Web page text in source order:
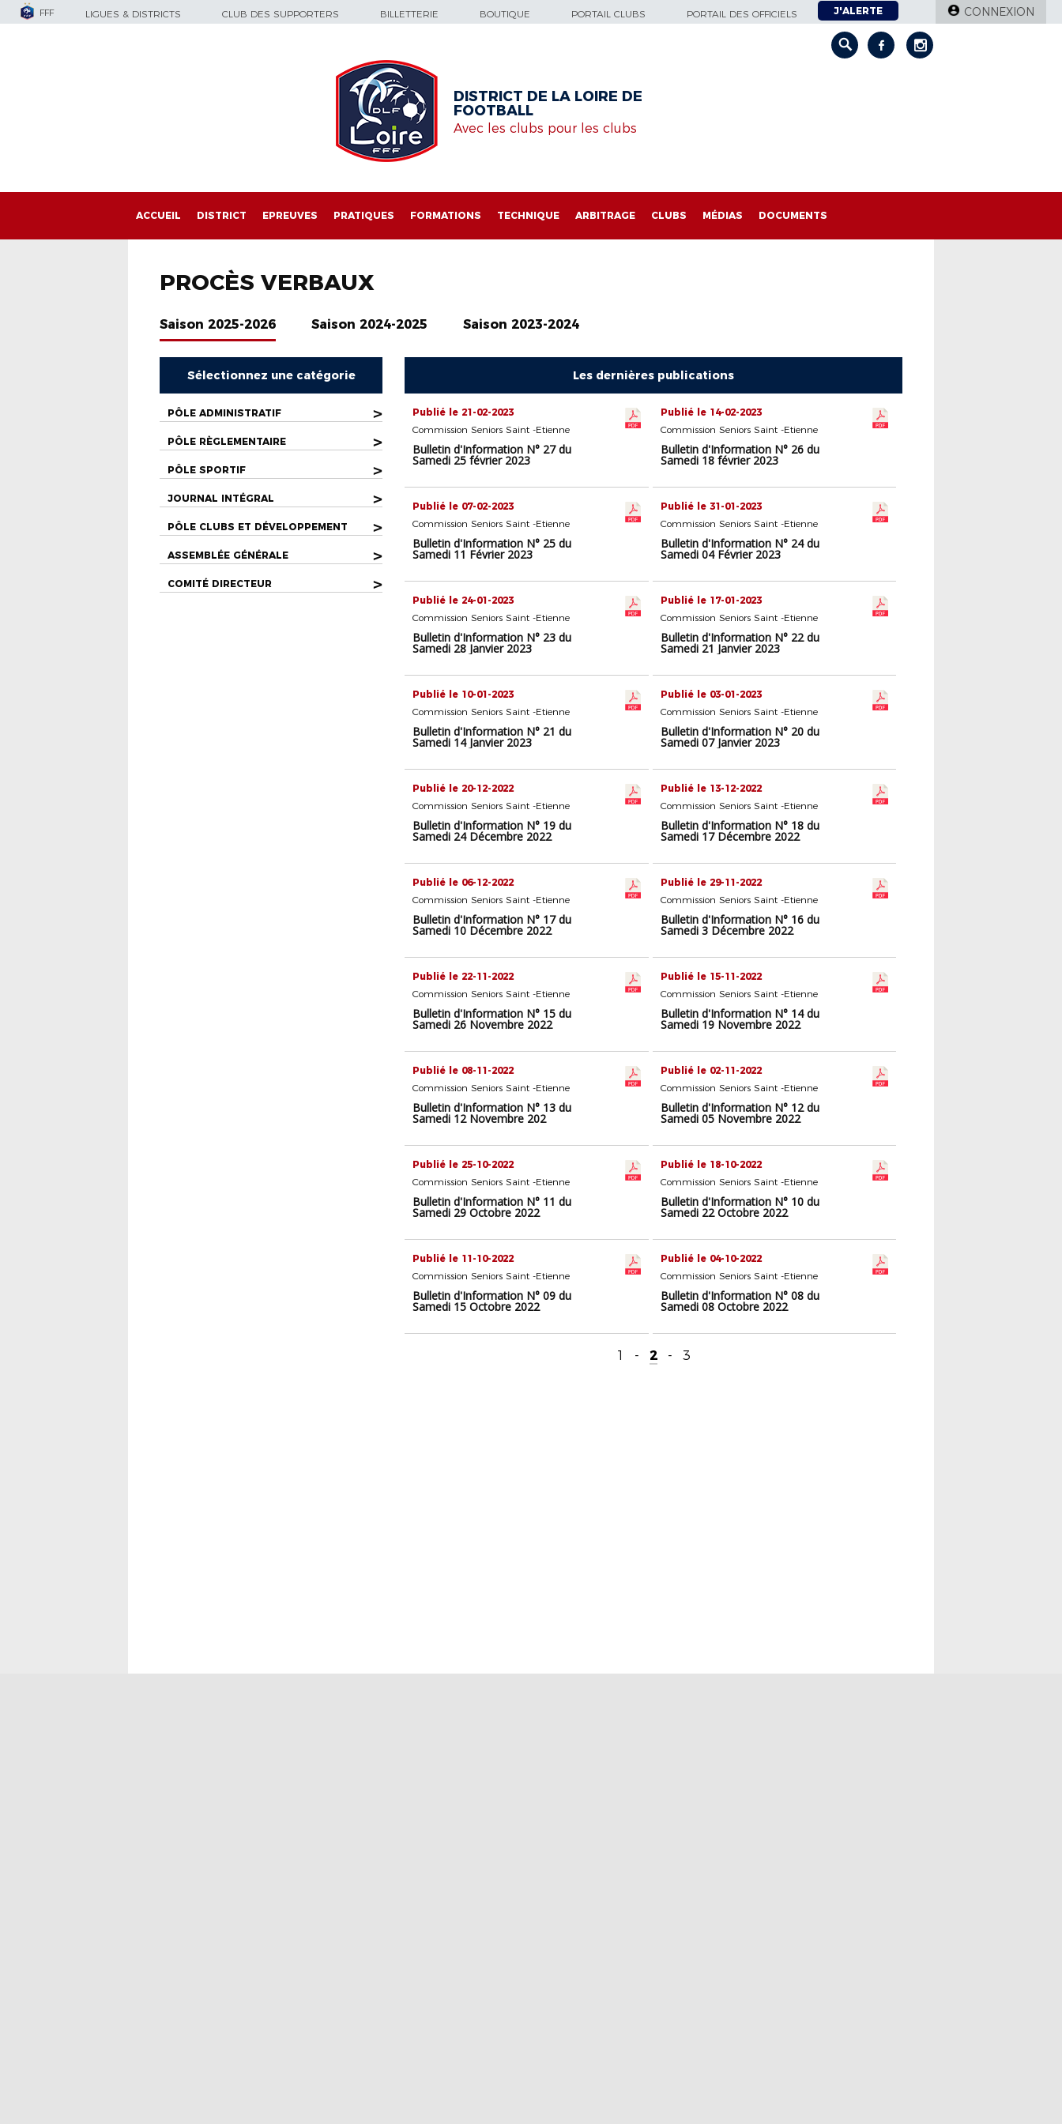
FFF LIGUES & DISTRICTS CLUB DES SUPPORTERS BILLETTERIE BOUTIQUE PORTAIL CLUBS PORTAIL DES OFFICIELS J'ALERTE CONNEXION
DISTRICT DE LA LOIRE DE
FOOTBALL
Avec les clubs pour les clubs
ACCUEIL DISTRICT EPREUVES PRATIQUES FORMATIONS TECHNIQUE ARBITRAGE CLUBS MÉDIAS DOCUMENTS
PROCÈS VERBAUX
Saison 2025-2026 Saison 2024-2025 Saison 2023-2024
Sélectionnez une catégorie
PÔLE ADMINISTRATIF >
PÔLE RÈGLEMENTAIRE >
PÔLE SPORTIF >
JOURNAL INTÉGRAL >
PÔLE CLUBS ET DÉVELOPPEMENT >
ASSEMBLÉE GÉNÉRALE >
COMITÉ DIRECTEUR >
Les dernières publications
Publié le 21-02-2023
Commission Seniors Saint -Etienne
Bulletin d'Information N° 27 du
Samedi 25 février 2023
Publié le 14-02-2023
Commission Seniors Saint -Etienne
Bulletin d'Information N° 26 du
Samedi 18 février 2023
Publié le 07-02-2023
Commission Seniors Saint -Etienne
Bulletin d'Information N° 25 du
Samedi 11 Février 2023
Publié le 31-01-2023
Commission Seniors Saint -Etienne
Bulletin d'Information N° 24 du
Samedi 04 Février 2023
Publié le 24-01-2023
Commission Seniors Saint -Etienne
Bulletin d'Information N° 23 du
Samedi 28 Janvier 2023
Publié le 17-01-2023
Commission Seniors Saint -Etienne
Bulletin d'Information N° 22 du
Samedi 21 Janvier 2023
Publié le 10-01-2023
Commission Seniors Saint -Etienne
Bulletin d'Information N° 21 du
Samedi 14 Janvier 2023
Publié le 03-01-2023
Commission Seniors Saint -Etienne
Bulletin d'Information N° 20 du
Samedi 07 Janvier 2023
Publié le 20-12-2022
Commission Seniors Saint -Etienne
Bulletin d'Information N° 19 du
Samedi 24 Décembre 2022
Publié le 13-12-2022
Commission Seniors Saint -Etienne
Bulletin d'Information N° 18 du
Samedi 17 Décembre 2022
Publié le 06-12-2022
Commission Seniors Saint -Etienne
Bulletin d'Information N° 17 du
Samedi 10 Décembre 2022
Publié le 29-11-2022
Commission Seniors Saint -Etienne
Bulletin d'Information N° 16 du
Samedi 3 Décembre 2022
Publié le 22-11-2022
Commission Seniors Saint -Etienne
Bulletin d'Information N° 15 du
Samedi 26 Novembre 2022
Publié le 15-11-2022
Commission Seniors Saint -Etienne
Bulletin d'Information N° 14 du
Samedi 19 Novembre 2022
Publié le 08-11-2022
Commission Seniors Saint -Etienne
Bulletin d'Information N° 13 du
Samedi 12 Novembre 202
Publié le 02-11-2022
Commission Seniors Saint -Etienne
Bulletin d'Information N° 12 du
Samedi 05 Novembre 2022
Publié le 25-10-2022
Commission Seniors Saint -Etienne
Bulletin d'Information N° 11 du
Samedi 29 Octobre 2022
Publié le 18-10-2022
Commission Seniors Saint -Etienne
Bulletin d'Information N° 10 du
Samedi 22 Octobre 2022
Publié le 11-10-2022
Commission Seniors Saint -Etienne
Bulletin d'Information N° 09 du
Samedi 15 Octobre 2022
Publié le 04-10-2022
Commission Seniors Saint -Etienne
Bulletin d'Information N° 08 du
Samedi 08 Octobre 2022
1 - 2 - 3